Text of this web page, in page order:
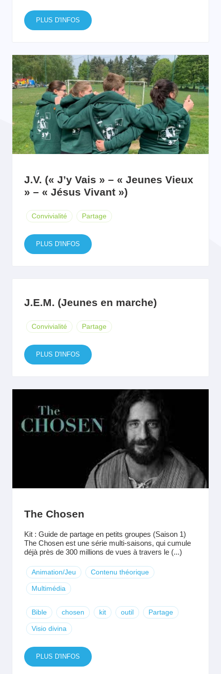
PLUS D'INFOS
J.V. (« J’y Vais » – « Jeunes Vieux
» – « Jésus Vivant »)
Convivialité Partage
PLUS D'INFOS
J.E.M. (Jeunes en marche)
Convivialité Partage
PLUS D'INFOS
The Chosen
Kit : Guide de partage en petits groupes (Saison 1)
The Chosen est une série multi-saisons, qui cumule
déjà près de 300 millions de vues à travers le (...)
Animation/Jeu Contenu théorique
Multimédia
Bible chosen kit outil Partage
Visio divina
PLUS D'INFOS